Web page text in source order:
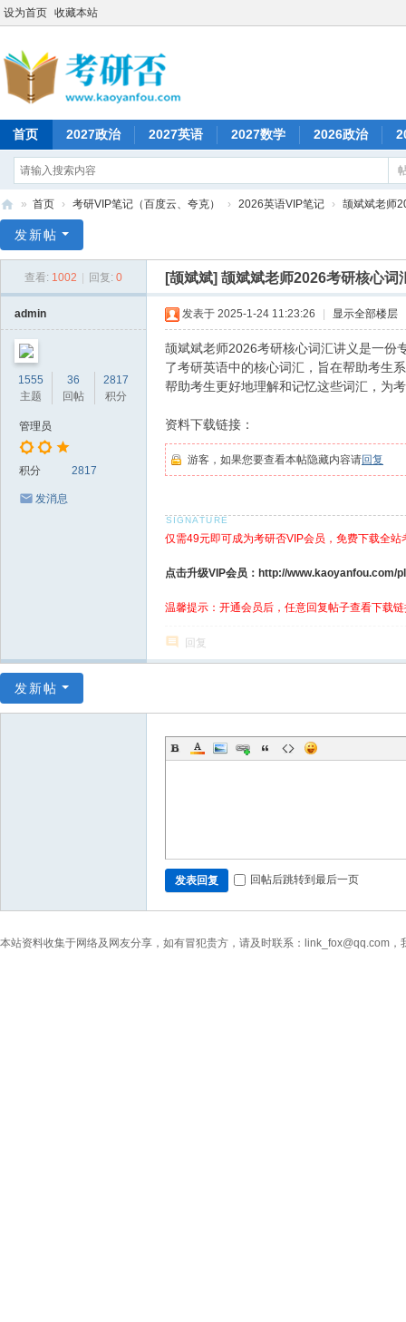
设为首页 收藏本站
首页 2027政治 2027英语 2027数学 2026政治
研
» 首页 › 考研VIP笔记（百度云、夸克） › 2026英语VIP笔记 › 颉斌斌老师
发新帖
查看: 1002 回复: 0 [颉斌斌] 颉斌斌老师2026考研核心词
admin
1555
主题
36
回帖
2817
积分
管理员
积分 2817
发消息
发表于 2025-1-24 11:23:26 显示全部楼层
颉斌斌老师2026考研核心词汇讲义是一份
了考研英语中的核心词汇，旨在帮助考生
帮助考生更好地理解和记忆这些词汇，为
资料下载链接：
游客，如果您要查看本帖隐藏内容请回复
仅需49元即可成为考研否VIP会员，免费下载全站
点击升级VIP会员：http://www.kaoyanfou.com/
温馨提示：开通会员后，任意回复帖子查看下载
回复
发新帖
发表回复 回帖后跳转到最后一页
本站资料收集于网络及网友分享，如有冒犯贵方，请及时联系：link_fox@qq.com，